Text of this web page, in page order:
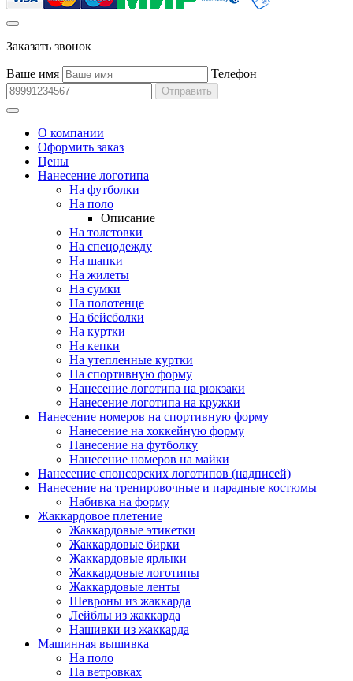
Заказать звонок
Ваше имя Телефон
Отправить
О компании
Оформить заказ
Цены
Нанесение логотипа
На футболки
На поло
Описание
На толстовки
На спецодежду
На шапки
На жилеты
На сумки
На полотенце
На бейсболки
На куртки
На кепки
На утепленные куртки
На спортивную форму
Нанесение логотипа на рюкзаки
Нанесение логотипа на кружки
Нанесение номеров на спортивную форму
Нанесение на хоккейную форму
Нанесение на футболку
Нанесение номеров на майки
Нанесение спонсорских логотипов (надписей)
Нанесение на тренировочные и парадные костюмы
Набивка на форму
Жаккардовое плетение
Жаккардовые этикетки
Жаккардовые бирки
Жаккардовые ярлыки
Жаккардовые логотипы
Жаккардовые ленты
Шевроны из жаккарда
Лейблы из жаккарда
Нашивки из жаккарда
Машинная вышивка
На поло
На ветровках